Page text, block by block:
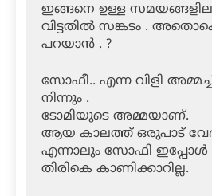
ഇങ്ങനെ ഉള്ള
വിട്ടതിൽ സങ്കടം .
പറയാൻ . ?
സോഫീ.. എന്ന വിളി
നിന്നും .
ടോമിയുടെ അമ്മയാണ്.
ആയ കാലത്ത് ഒരുപാട്
എന്നാലും സോഫി
തിരികെ കാണിക്കാറില്ല.